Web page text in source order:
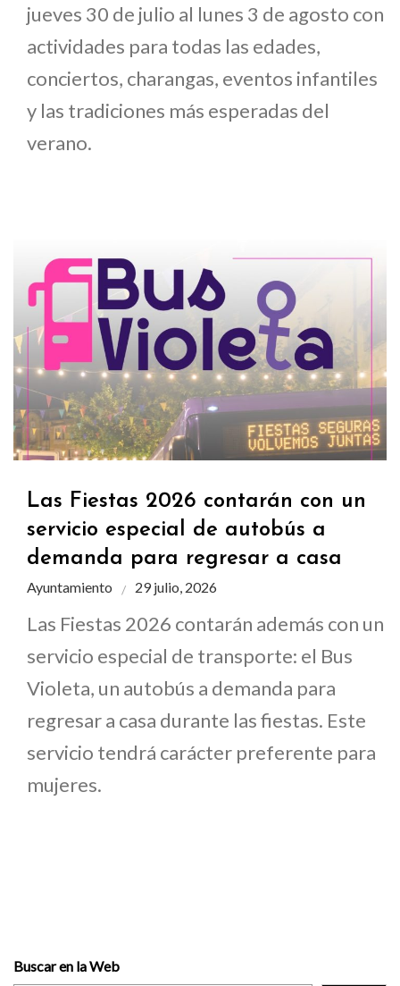
jueves 30 de julio al lunes 3 de agosto con
actividades para todas las edades,
conciertos, charangas, eventos infantiles
y las tradiciones más esperadas del
verano.
Las Fiestas 2026 contarán con un
servicio especial de autobús a
demanda para regresar a casa
Ayuntamiento 29 julio, 2026
Las Fiestas 2026 contarán además con un
servicio especial de transporte: el Bus
Violeta, un autobús a demanda para
regresar a casa durante las fiestas. Este
servicio tendrá carácter preferente para
mujeres.
Buscar en la Web